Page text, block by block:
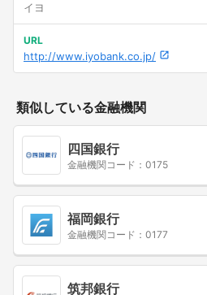
イヨ
URL
http://www.iyobank.co.jp/
類似している金融機関
四国銀行
金融機関コード：0175
福岡銀行
金融機関コード：0177
筑邦銀行